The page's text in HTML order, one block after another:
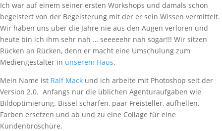
Ich war auf einem seiner ersten Workshops und damals schon
begeistert von der Begeisterung mit der er sein Wissen vermittelt.
Wir haben uns über die Jahre nie aus den Augen verloren und
heute bin ich ihm sehr nah … seeeeehr nah sogar!!! Wir sitzen
Rücken an Rücken, denn er macht eine Umschulung zum
Mediengestalter in unserem Haus.
Mein Name ist Ralf Mack und ich arbeite mit Photoshop seit der
Version 2.0. Anfangs nur die üblichen Agenturaufgaben wie
Bildoptimierung. Bissel schärfen, paar Freisteller, aufhellen,
Farben ersetzen und ab und zu eine Collage für eine
Kundenbroschüre.